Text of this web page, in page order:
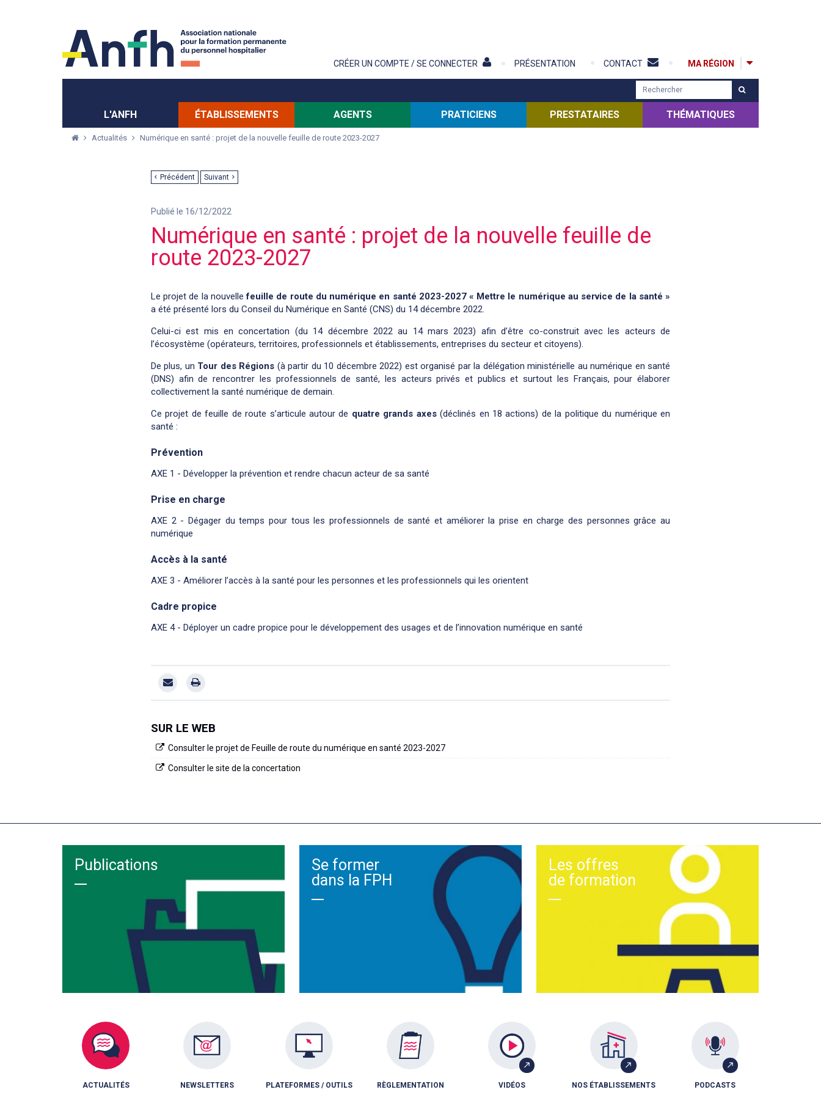
CRÉER UN COMPTE / SE CONNECTER PRÉSENTATION CONTACT MA RÉGION
e
c
h
L'ANFH ÉTABLISSEMENTS AGENTS PRATICIENS PRESTATAIRES THÉMATIQUES
Actualités Numérique en santé : projet de la nouvelle feuille de route 2023-2027
Précédent Suivant
Publié le 16/12/2022
Numérique en santé : projet de la nouvelle feuille de
route 2023-2027
Le projet de la nouvellefeuille de route du numérique en santé 2023-2027 « Mettre le numérique au service de la santé »
a été présenté lors du Conseil du Numérique en Santé (CNS) du 14 décembre 2022.
Celui-ci est mis en concertation (du 14 décembre 2022 au 14 mars 2023) afin d’être co-construit avec les acteurs de
l’écosystème (opérateurs, territoires, professionnels et établissements, entreprises du secteur et citoyens).
De plus, un Tour des Régions (à partir du 10 décembre 2022) est organisé par la délégation ministérielle au numérique en santé
(DNS) afin de rencontrer les professionnels de santé, les acteurs privés et publics et surtout les Français, pour élaborer
collectivement la santé numérique de demain.
Ce projet de feuille de route s’articule autour de quatre grands axes(déclinés en 18 actions) de la politique du numérique en
santé :
Prévention
AXE 1 - Développer la prévention et rendre chacun acteur de sa santé
Prise en charge
AXE 2 - Dégager du temps pour tous les professionnels de santé et améliorer la prise en charge des personnes grâce au
numérique
Accès à la santé
AXE 3 - Améliorer l’accès à la santé pour les personnes et les professionnels qui les orientent
Cadre propice
AXE 4 - Déployer un cadre propice pour le développement des usages et de l’innovation numérique en santé
SUR LE WEB
Consulter le projet de Feuille de route du numérique en santé 2023-2027
Consulter le site de la concertation
Publications
Se former
dans la FPH
Les offres
de formation
ACTUALITÉS NEWSLETTERS PLATEFORMES / OUTILS RÈGLEMENTATION VIDÉOS NOS ÉTABLISSEMENTS PODCASTS